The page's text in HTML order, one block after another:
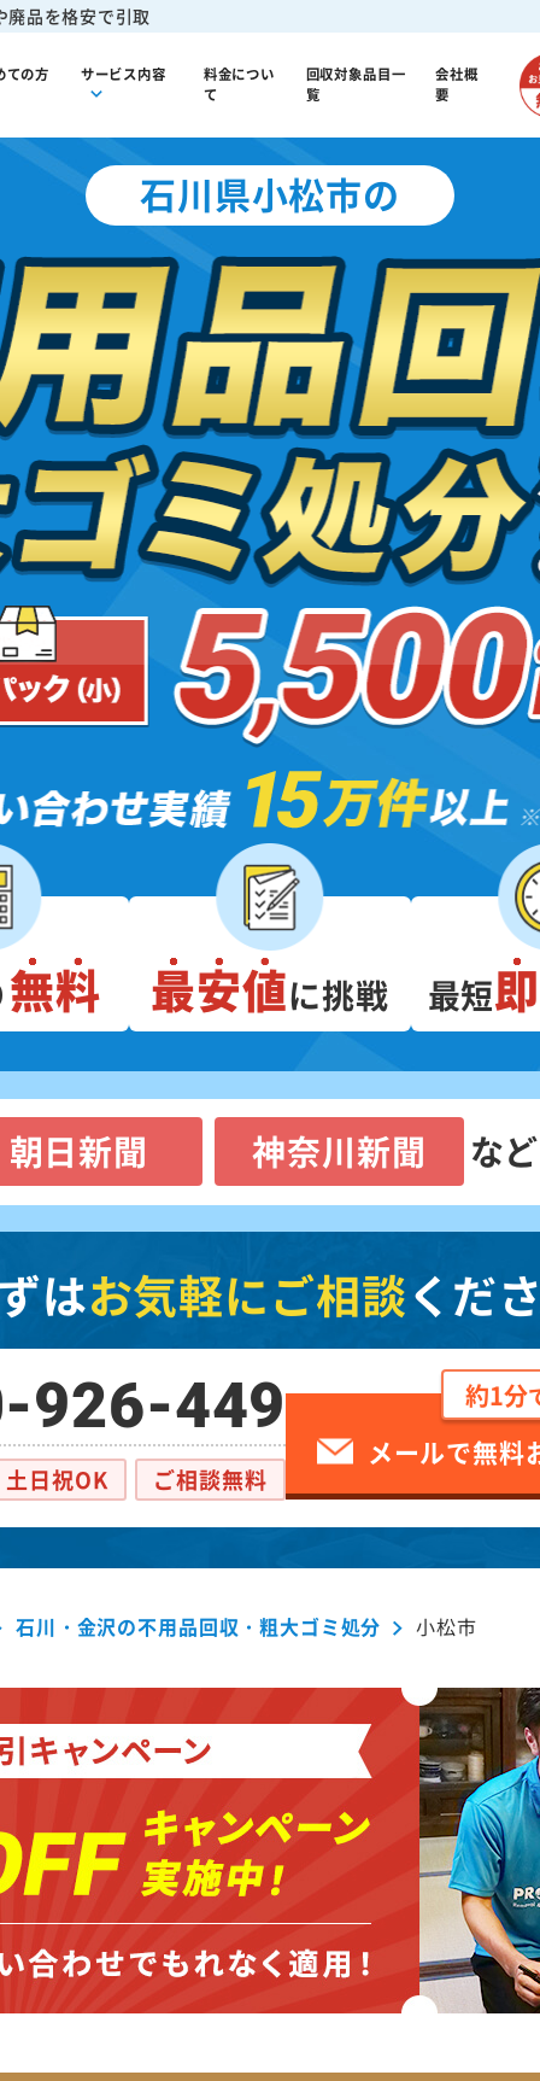
廃品を格安で引取
ての方 サービス内容
料金につい
て
回収対象品目一
覧
会社概
要
石川県小松市の
無料 最安値に挑戦 最短
朝日新聞 神奈川新聞 な
はお気軽にご相談くだ
926-449
土日祝OK ご相談無料
約1分
メールで無料
石川・金沢の不用品回収・粗大ゴミ処分 小松市